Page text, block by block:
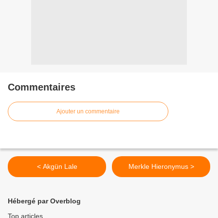
Commentaires
Ajouter un commentaire
< Akgün Lale Merkle Hieronymus >
Hébergé par Overblog
Top articles